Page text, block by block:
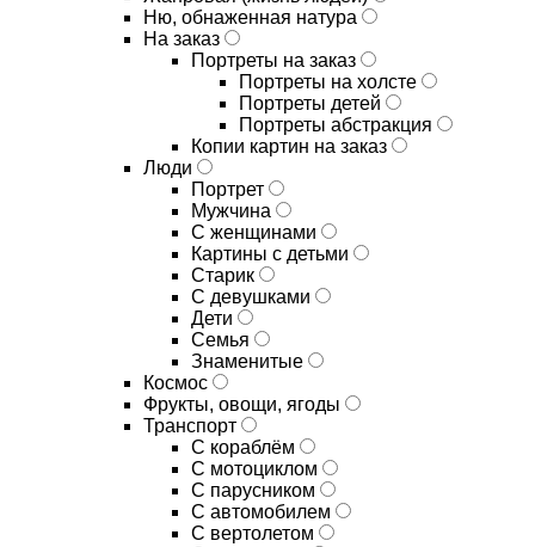
Ню, обнаженная натура
На заказ
Портреты на заказ
Портреты на холсте
Портреты детей
Портреты абстракция
Копии картин на заказ
Люди
Портрет
Мужчина
С женщинами
Картины с детьми
Старик
С девушками
Дети
Семья
Знаменитые
Космос
Фрукты, овощи, ягоды
Транспорт
С кораблём
С мотоциклом
С парусником
С автомобилем
С вертолетом